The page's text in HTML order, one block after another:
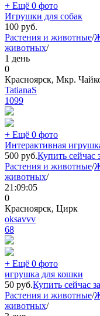
+ Ещё 0 фото
Игрушки для собак
100 руб.
Растения и животные/
животных/
1 день
0
Красноярск, Мкр.
TatianaS
1099
+ Ещё 0 фото
Интерактивная
500 руб.Купить сейчас
Растения и животные/
животных/
21:09:05
0
Красноярск, Цирк
oksavvv
68
+ Ещё 0 фото
игрушка для кошки
50 руб.Купить сейчас за
Растения и животные/
животных/